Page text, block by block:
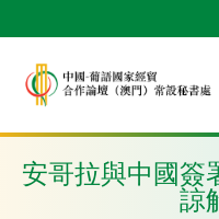
安
安哥拉與中國簽
諒